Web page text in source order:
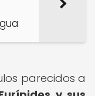
parecidos a